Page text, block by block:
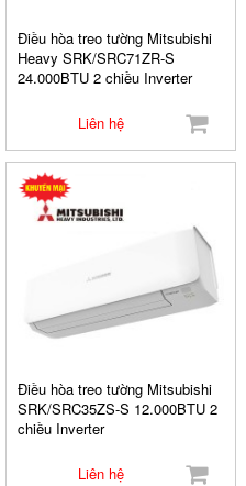
Điều hòa treo tường Mitsubishi
Heavy SRK/SRC71ZR-S
24.000BTU 2 chiều Inverter
Liên hệ
Điều hòa treo tường Mitsubishi
SRK/SRC35ZS-S 12.000BTU 2
chiều Inverter
Liên hệ